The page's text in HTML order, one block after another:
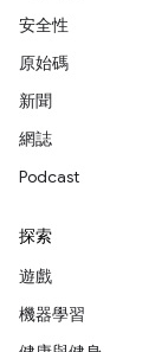
安全性
原始碼
新聞
網誌
Podcast
探索
遊戲
機器學習